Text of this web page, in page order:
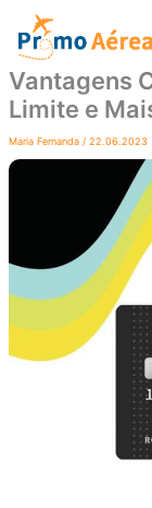
para
conteúdo
Vantagens
Limite e
Maria Fernanda / 22.06.2023